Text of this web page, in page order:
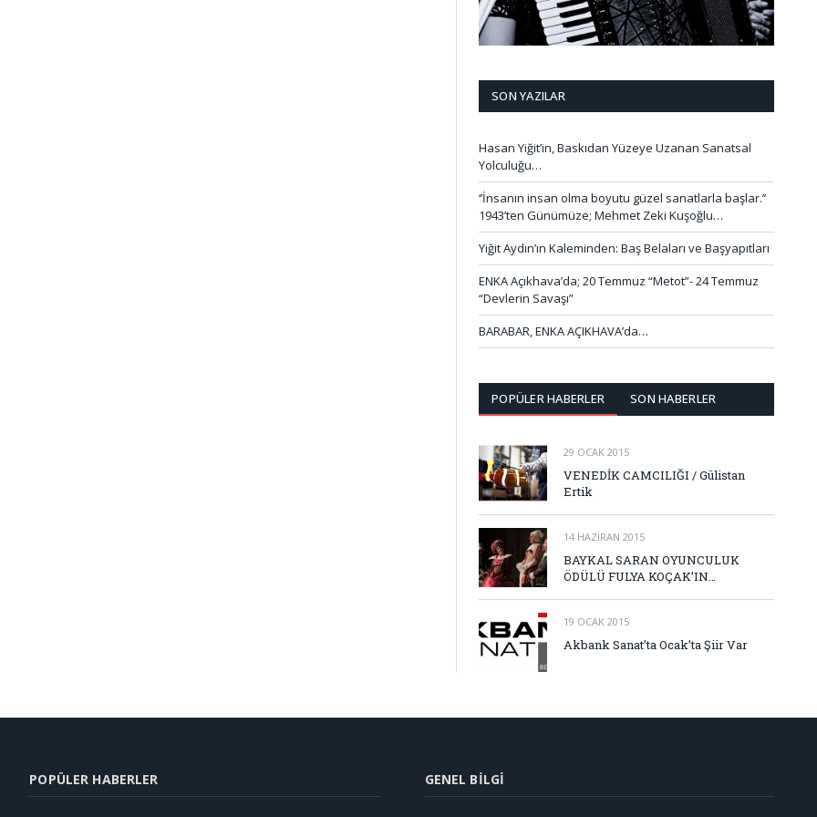
SON YAZILAR
Hasan Yiğit’in, Baskıdan Yüzeye Uzanan Sanatsal
Yolculuğu…
‘’İnsanın insan olma boyutu güzel sanatlarla başlar.’’
1943’ten Günümüze; Mehmet Zeki Kuşoğlu…
Yiğit Aydın’ın Kaleminden: Baş Belaları ve Başyapıtları
ENKA Açıkhava’da; 20 Temmuz “Metot”- 24 Temmuz
“Devlerin Savaşı”
BARABAR, ENKA AÇIKHAVA’da…
POPÜLER HABERLER SON HABERLER
29 OCAK 2015
VENEDİK CAMCILIĞI / Gülistan
Ertik
14 HAZIRAN 2015
BAYKAL SARAN OYUNCULUK
ÖDÜLÜ FULYA KOÇAK’IN…
19 OCAK 2015
Akbank Sanat’ta Ocak’ta Şiir Var
POPÜLER HABERLER GENEL BILGI